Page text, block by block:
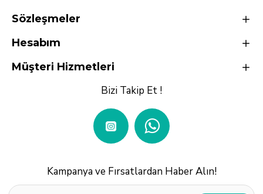
Sözleşmeler
Hesabım
Müşteri Hizmetleri
Bizi Takip Et !
Kampanya ve Fırsatlardan Haber Alın!